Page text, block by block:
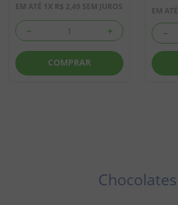
EM ATÉ 1X R$ 2,49 SEM JUROS
＋
－
COMPRAR
EM ATÉ
－
Chocolates